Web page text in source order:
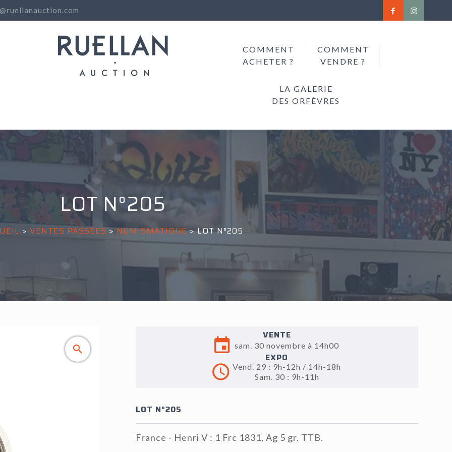
COMMENT
ACHETER ?
COMMENT
VENDRE ?
LA GALERIE
DES ORFÈVRES
LOT N°205
> VENTES PASSÉES>NUMISMATIQUE>LOT N°205
VENTE
sam. 30 novembre à 14h00
EXPO
Vend. 29 : 9h-12h / 14h-18h
Sam. 30 : 9h-11h
LOT N°205
France - Henri V : 1 Frc 1831, Ag 5 gr. TTB.